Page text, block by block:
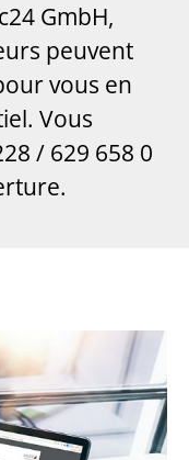
GmbH,
peuvent
vous en
Vous
/ 629 658 0